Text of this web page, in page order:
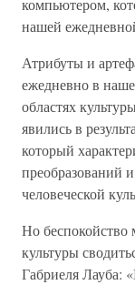
компьютером,
нашей
Атрибуты и
ежедневно в
областях
явились в
который
преобразований
человеческой
Но беспокойство
культуры
Габриеля Лауба: